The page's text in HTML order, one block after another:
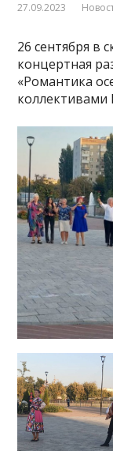
27.09.2023
26 сентября в
концертная
«Романтика
коллективами